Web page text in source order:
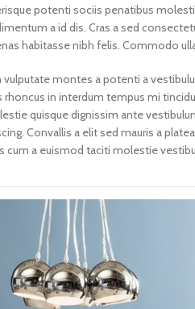
potenti sociis penatibus
a id dis. Cras a sed
habitasse nibh felis. Commodo
vulputate montes a potenti a
in interdum tempus mi
quisque dignissim ante
Convallis a elit sed mauris a
cum a euismod taciti molestie